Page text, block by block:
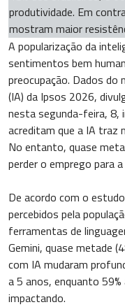
produtividade. Em
mostram maior
A popularização da
sentimentos bem
preocupação. Dados
(IA) da Ipsos 2026,
nesta segunda-feira, 8,
acreditam que a IA traz
No entanto, quase
perder o emprego para
De acordo com o
percebidos pela
ferramentas de
Gemini, quase metade
com IA mudaram
a 5 anos, enquanto
impactando.